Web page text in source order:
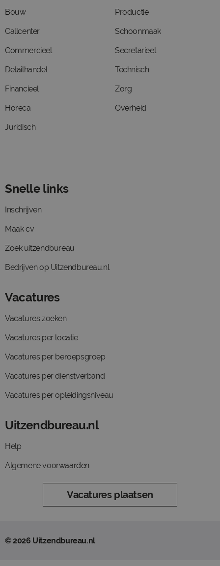
Bouw
Callcenter
Commercieel
Detailhandel
Financieel
Horeca
Juridisch
Productie
Schoonmaak
Secretarieel
Technisch
Zorg
Overheid
Snelle links
Inschrijven
Maak cv
Zoek uitzendbureau
Bedrijven op Uitzendbureau.nl
Vacatures
Vacatures zoeken
Vacatures per locatie
Vacatures per beroepsgroep
Vacatures per dienstverband
Vacatures per opleidingsniveau
Uitzendbureau.nl
Help
Algemene voorwaarden
Vacatures plaatsen
© 2026 Uitzendbureau.nl